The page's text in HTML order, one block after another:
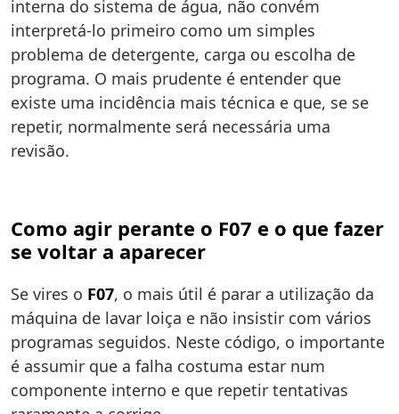
interna do sistema de água, não convém
interpretá-lo primeiro como um simples
problema de detergente, carga ou escolha de
programa. O mais prudente é entender que
existe uma incidência mais técnica e que, se se
repetir, normalmente será necessária uma
revisão.
Como agir perante o F07 e o que fazer
se voltar a aparecer
Se vires o F07, o mais útil é parar a utilização da
máquina de lavar loiça e não insistir com vários
programas seguidos. Neste código, o importante
é assumir que a falha costuma estar num
componente interno e que repetir tentativas